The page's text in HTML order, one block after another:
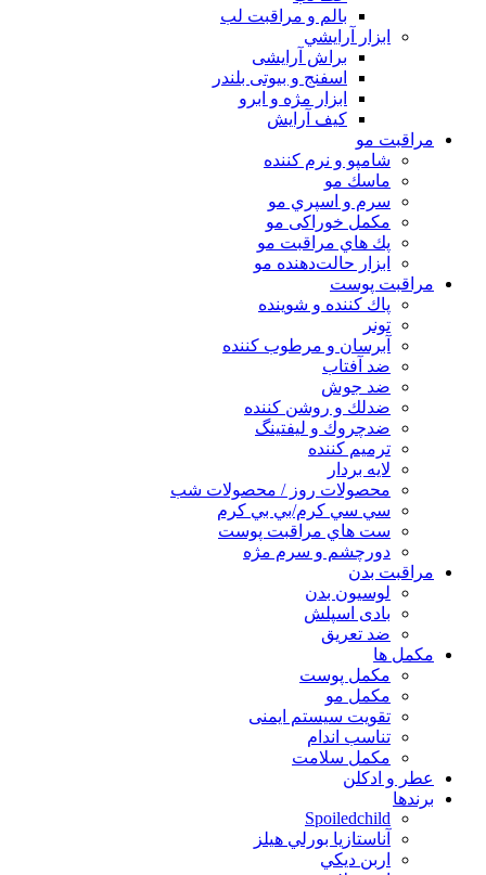
بالم و مراقبت لب
ابزار آرايشي
براش آرایشی
اسفنج و بیوتی بلندر
ابزار مژه و ابرو
کیف آرایش
مراقبت مو
شامپو و نرم كننده
ماسك مو
سرم و اسپري مو
مكمل خوراكی مو
پك هاي مراقبت مو
ابزار حالت‌دهنده مو
مراقبت پوست
پاك كننده و شوينده
تونر
آبرسان و مرطوب كننده
ضد آفتاب
ضد جوش
ضدلك و روشن كننده
ضدچروك و ليفتينگ
ترميم كننده
لايه بردار
محصولات روز / محصولات شب
سي سي كرم/بي بي كرم
ست هاي مراقبت پوست
دورچشم و سرم مژه
مراقبت بدن
لوسیون بدن
بادی اسپلش
ضد تعریق
مكمل ها
مکمل پوست
مکمل مو
تقویت سیستم ایمنی
تناسب اندام
مکمل سلامت
عطر و ادکلن
برندها
Spoiledchild
آناستازيا بورلي هيلز
اربن ديكي